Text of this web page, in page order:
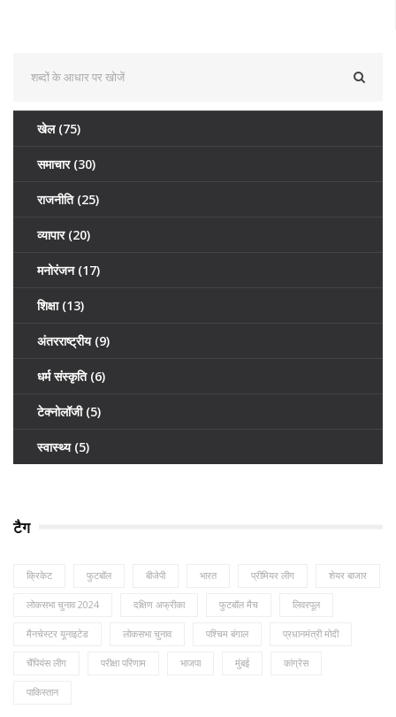
खेल (75)
समाचार (30)
राजनीति (25)
व्यापार (20)
मनोरंजन (17)
शिक्षा (13)
अंतरराष्ट्रीय (9)
धर्म संस्कृति (6)
टेक्नोलॉजी (5)
स्वास्थ्य (5)
टैग
क्रिकेट फुटबॉल बीजेपी भारत प्रीमियर लीग शेयर बाजार
लोकसभा चुनाव 2024 दक्षिण अफ्रीका फुटबॉल मैच लिवरपूल
मैनचेस्टर यूनाइटेड लोकसभा चुनाव पश्चिम बंगाल प्रधानमंत्री मोदी
चैंपियंस लीग परीक्षा परिणाम भाजपा मुंबई कांग्रेस
पाकिस्तान